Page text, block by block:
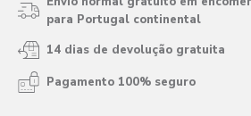
para Portugal continental
14 dias de devolução gratuita
Pagamento 100% seguro